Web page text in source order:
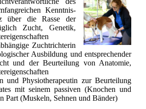
Kenntnis-
über die Rasse der
Zucht, Genetik,
Zuchtrichterin
Ausbildung und entsprechender
und der Beurteilung von Anatomie,
und Physiotherapeutin zur Beurteilung
mit seinem passiven (Knochen und
Part (Muskeln, Sehnen und Bänder)